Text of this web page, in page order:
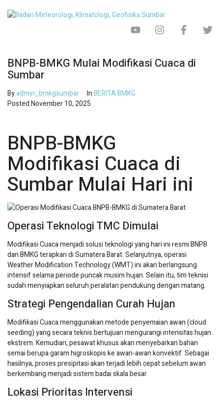
BNPB-BMKG Mulai Modifikasi Cuaca di
Sumbar
Byadmin_bmkgsumbar InBERITA BMKG
PostedNovember 10, 2025
BNPB-BMKG
Modifikasi Cuaca di
Sumbar Mulai Hari ini
Operasi Teknologi TMC Dimulai
Modifikasi Cuaca menjadi solusi teknologi yang hari ini resmi BNPB
dan BMKG terapkan di Sumatera Barat. Selanjutnya, operasi
Weather Modification Technology (WMT) ini akan berlangsung
intensif selama periode puncak musim hujan. Selain itu, tim teknisi
sudah menyiapkan seluruh peralatan pendukung dengan matang.
Strategi Pengendalian Curah Hujan
Modifikasi Cuaca menggunakan metode penyemaian awan (cloud
seeding) yang secara teknis bertujuan mengurangi intensitas hujan
ekstrem. Kemudian, pesawat khusus akan menyebarkan bahan
semai berupa garam higroskopis ke awan-awan konvektif. Sebagai
hasilnya, proses presipitasi akan terjadi lebih cepat sebelum awan
berkembang menjadi sistem badai skala besar.
Lokasi Prioritas Intervensi